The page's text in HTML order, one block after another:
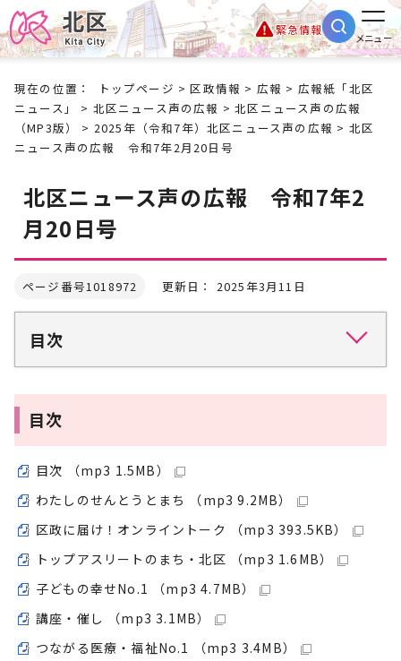
緊急情報
メニュー
現在の位置： トップページ >区政情報 > 広報 > 広報紙「北区
ニュース」
> 北区ニュース声の広報 >北区ニュース声の広報
（MP3版）
> 2025年（令和7年）北区ニュース声の広報 > 北区
ニュース声の広報 令和7年2月20日号
北区ニュース声の広報 令和7年2
月20日号
ページ番号1018972 更新日： 2025年3月11日
目次
目次
目次 （mp3 1.5MB）
わたしのせんとうとまち （mp3 9.2MB）
区政に届け！オンライントーク （mp3 393.5KB）
トップアスリートのまち・北区 （mp3 1.6MB）
子どもの幸せNo.1 （mp3 4.7MB）
講座・催し （mp3 3.1MB）
つながる医療・福祉No.1 （mp3 3.4MB）